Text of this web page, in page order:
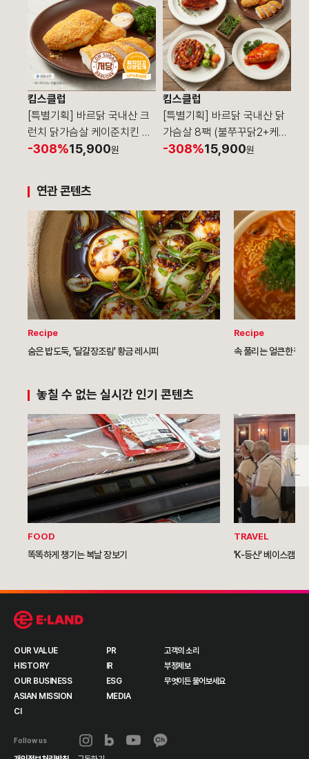
킴스클럽
[특별기획] 바르닭 국내산 크
런치 닭가슴살 케이준치킨 90
g*8팩
-308%15,900원
킴스클럽
[특별기획] 바르닭 국내산 닭
가슴살 8팩 (불쭈꾸닭2+케이
준치킨2+갈비맛2+양념치킨
-308%15,900원
연관 콘텐츠
Recipe
숨은 밥도둑, '달걀장조림' 황금 레시피
Recipe
속 풀리는 얼큰한 짬
놓칠 수 없는 실시간 인기 콘텐츠
FOOD
똑똑하게 챙기는 복날 장보기
TRAVEL
'K-등산' 베이스캠프
OUR VALUE
HISTORY
OUR BUSINESS
ASIAN MISSION
CI
PR
IR
ESG
MEDIA
고객의 소리
부정제보
무엇이든 물어보세요
Follow us